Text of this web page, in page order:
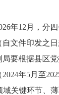
年12月，分四
文件印发之日
要根据县区
年5月至
关键环节、